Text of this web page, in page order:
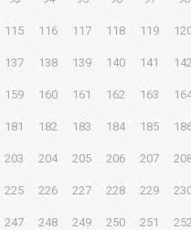
115 116 117 118 119
137 138 139 140 141 142
159 160 161 162 163
181 182 183 184 185
203 204 205 206 207
225 226 227 228 229
247 248 249 250 251 252